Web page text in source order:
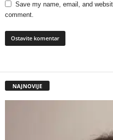
Save my name, email, and
comment.
NAJNOVIJE